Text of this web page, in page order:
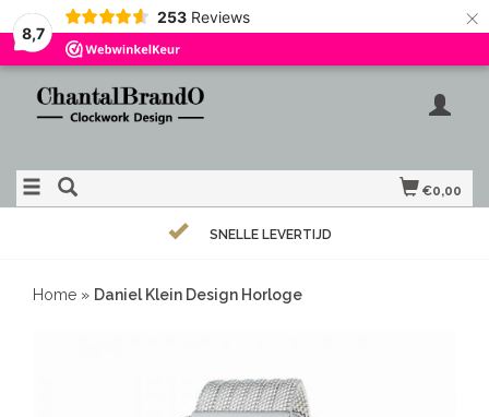
8,7
253 Reviews ×
€0,00
SNELLE LEVERTIJD
Home » Daniel Klein Design Horloge